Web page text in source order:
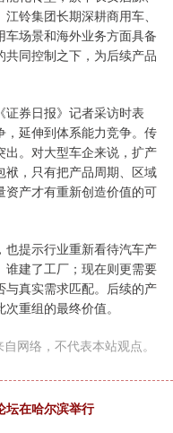
铃集团长期深耕商用车、
场景和海外业务方面具备
同控制之下，为后续产品
券日报》记者采访时表
延伸到体系能力竞争。传
。对大型车企来说，扩产
，只有把产品周期、区域
产才有重新创造价值的可
提示行业重新看待汽车产
谁建了工厂；现在则更需要
与真实需求匹配。后续的产
重组的最终价值。
网络，不代表本站观点。
坛在哈尔滨举行